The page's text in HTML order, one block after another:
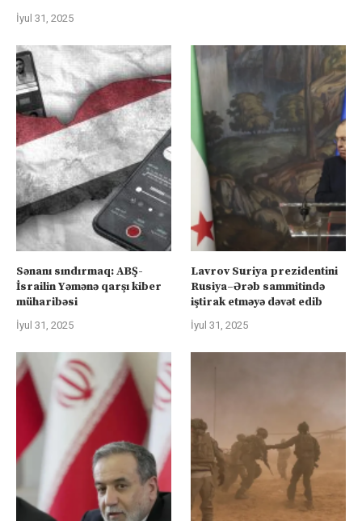
İyul 31, 2025
Sənanı sındırmaq: ABŞ-
İsrailin Yəmənə qarşı kiber
müharibəsi
İyul 31, 2025
Lavrov Suriya prezidentini
Rusiya–Ərəb sammitində
iştirak etməyə dəvət edib
İyul 31, 2025